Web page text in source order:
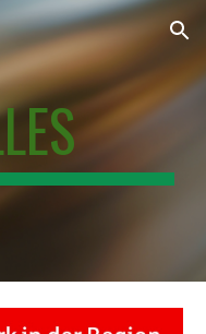
Skip to navigation